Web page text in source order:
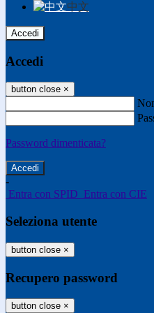
中文
Accedi
Accedi
button close ×
Password dimenticata?
-
Entra con SPID Entra con CIE
Seleziona utente
button close ×
Recupero password
button close ×